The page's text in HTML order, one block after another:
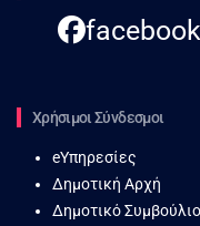
facebook
Χρήσιμοι Σύνδεσμοι
eΥπηρεσίες
Δημοτική Αρχή
Δημοτικό Συμβούλιο